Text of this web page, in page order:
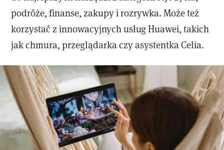
podróże, finanse, zakupy i rozrywka. Może też
korzystać z innowacyjnych usług Huawei, takich
jak chmura, przeglądarka czy asystentka Celia.